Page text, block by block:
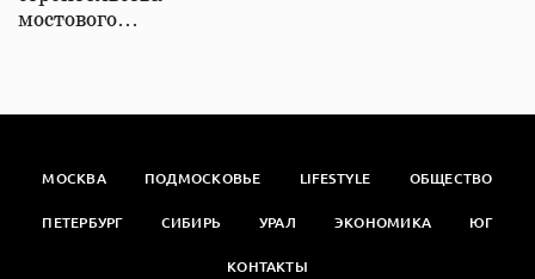
мостового…
МОСКВА ПОДМОСКОВЬЕ LIFESTYLE ОБЩЕСТВО
ПЕТЕРБУРГ СИБИРЬ УРАЛ ЭКОНОМИКА ЮГ
КОНТАКТЫ